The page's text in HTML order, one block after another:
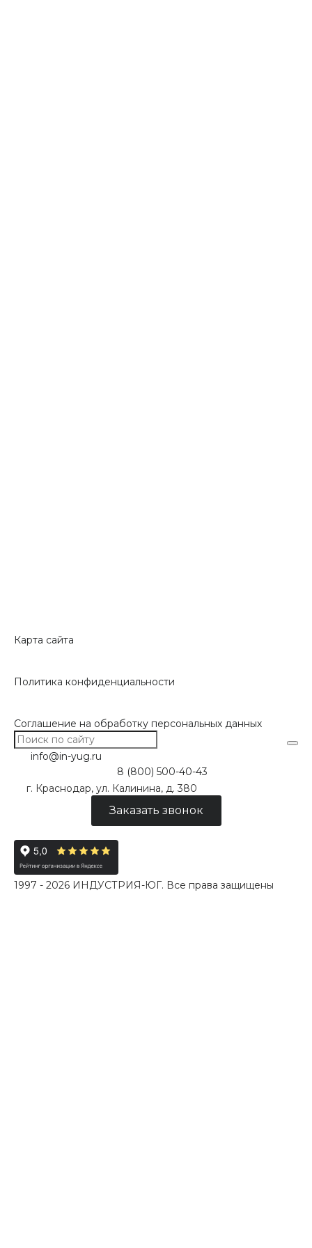
Карта сайта
Политика конфиденциальности
Соглашение на обработку персональных данных
info@in-yug.ru
8 (800) 500-40-43
г. Краснодар, ул. Калинина, д. 380
Заказать звонок
1997 - 2026 ИНДУСТРИЯ-ЮГ. Все права защищены